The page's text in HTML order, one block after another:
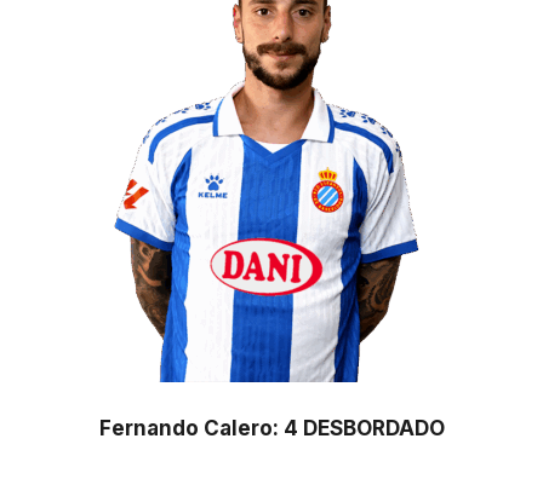
Fernando Calero: 4 DESBORDADO